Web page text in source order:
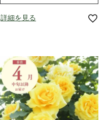
詳細を見る